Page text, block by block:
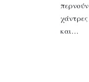
περνούν
χάντρες
και…